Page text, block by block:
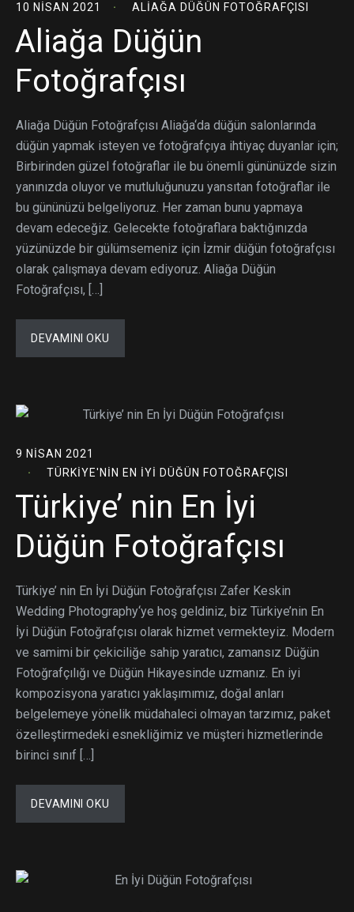
10 NISAN 2021 ALIAĞA DÜĞÜN FOTOĞRAFÇISI
Aliağa Düğün
Fotoğrafçısı
Aliağa Düğün Fotoğrafçısı Aliağa‘da düğün salonlarında
düğün yapmak isteyen ve fotoğrafçıya ihtiyaç duyanlar için;
Birbirinden güzel fotoğraflar ile bu önemli gününüzde sizin
yanınızda oluyor ve mutluluğunuzu yansıtan fotoğraflar ile
bu gününüzü belgeliyoruz. Her zaman bunu yapmaya
devam edeceğiz. Gelecekte fotoğraflara baktığınızda
yüzünüzde bir gülümsemeniz için İzmir düğün fotoğrafçısı
olarak çalışmaya devam ediyoruz. Aliağa Düğün
Fotoğrafçısı, […]
DEVAMINI OKU
9 NISAN 2021
TÜRKIYE'NIN EN İYI DÜĞÜN FOTOĞRAFÇISI
Türkiye’ nin En İyi
Düğün Fotoğrafçısı
Türkiye’ nin En İyi Düğün Fotoğrafçısı Zafer Keskin
Wedding Photography‘ye hoş geldiniz, biz Türkiye’nin En
İyi Düğün Fotoğrafçısı olarak hizmet vermekteyiz. Modern
ve samimi bir çekiciliğe sahip yaratıcı, zamansız Düğün
Fotoğrafçılığı ve Düğün Hikayesinde uzmanız. En iyi
kompozisyona yaratıcı yaklaşımımız, doğal anları
belgelemeye yönelik müdahaleci olmayan tarzımız, paket
özelleştirmedeki esnekliğimiz ve müşteri hizmetlerinde
birinci sınıf […]
DEVAMINI OKU